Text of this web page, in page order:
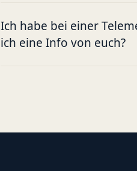
Ich habe bei einer
ich eine Info von euch?